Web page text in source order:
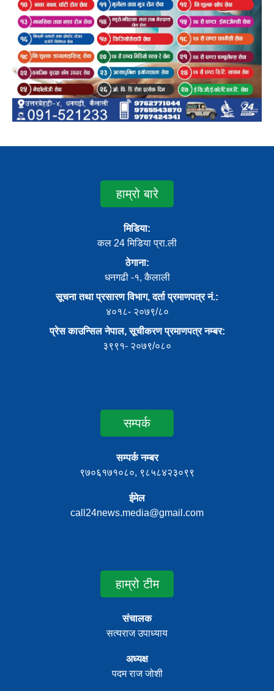
हाम्रो बारे
मिडिया:
कल 24 मिडिया प्रा.ली
ठेगाना:
धनगढी -१, कैलाली
सूचना तथा प्रसारण विभाग, दर्ता प्रमाणपत्र नं.:
४०१८- २०७९/८०
प्रेस काउन्सिल नेपाल, सूचीकरण प्रमाणपत्र नम्बर:
३९९१- २०७९/०८०
सम्पर्क
सम्पर्क नम्बर
९७०६१७१०८०, ९८५८४२३०९९
ईमेल
call24news.media@gmail.com
हाम्रो टीम
संचालक
सत्यराज उपाध्याय
अध्यक्ष
पदम राज जोशी